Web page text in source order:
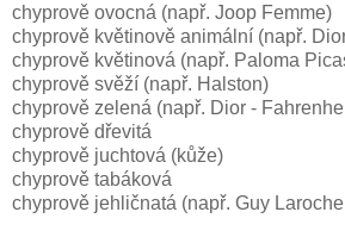
chyprově ovocná (např. Joop Femme)
chyprově květinově animální (např.
chyprově květinová (např. Paloma
chyprově svěží (např. Halston)
chyprově zelená (např. Dior -
chyprově dřevitá
chyprově juchtová (kůže)
chyprově tabáková
chyprově jehličnatá (např. Guy